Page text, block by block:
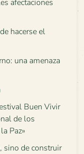
afectaciones
hacerse el
una amenaza
Buen Vivir
de los
Paz»
sino de construir